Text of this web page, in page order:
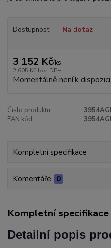
Dostupnost Na dotaz
3 152 Kč/ks
2 605 Kč bez DPH
Momentálně není k dispozici
Číslo produktu:
EAN kód:
Kompletní specifikace
Komentáře 0
Kompletní specifikace
Detailní popis